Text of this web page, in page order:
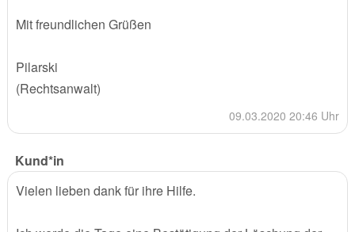
Mit freundlichen Grüßen
Pilarski
(Rechtsanwalt)
09.03.2020 20:46 Uhr
Kund*in
Vielen lieben dank für ihre Hilfe.